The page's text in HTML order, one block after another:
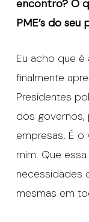
encontro? O
PME’s do seu
Eu acho que é
finalmente
Presidentes
dos governos,
empresas. É o
mim. Que
necessidades
mesmas em